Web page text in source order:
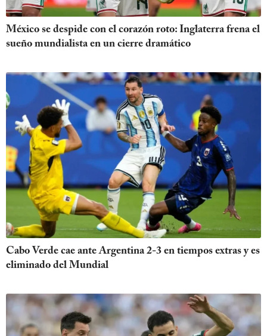
México se despide con el corazón roto: Inglaterra frena el
sueño mundialista en un cierre dramático
Cabo Verde cae ante Argentina 2-3 en tiempos extras y es
eliminado del Mundial